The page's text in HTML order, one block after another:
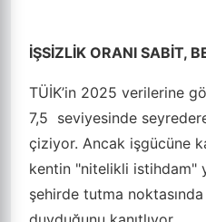
İŞSİZLİK ORANI SABİT,
TÜİK’in 2025 verilerine
7,5 seviyesinde
çiziyor. Ancak işgücüne
kentin "nitelikli istihdam"
şehirde tutma